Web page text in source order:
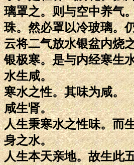
璃罩之。则与空中养气
珠。然必罩以冷玻璃。
云将二气放水银盆内烧
银极寒。是与内经寒生
水生咸。
寒水之性。其味为咸。
咸生肾。
人生秉寒水之性味。而
身之水。
人生本天亲地。故生此